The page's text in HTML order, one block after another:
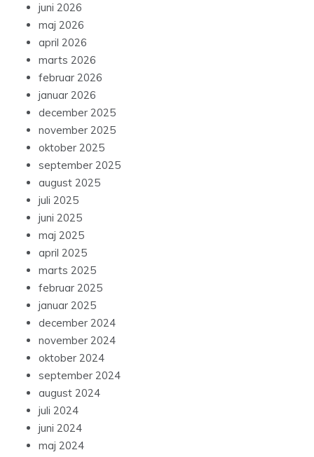
juni 2026
maj 2026
april 2026
marts 2026
februar 2026
januar 2026
december 2025
november 2025
oktober 2025
september 2025
august 2025
juli 2025
juni 2025
maj 2025
april 2025
marts 2025
februar 2025
januar 2025
december 2024
november 2024
oktober 2024
september 2024
august 2024
juli 2024
juni 2024
maj 2024